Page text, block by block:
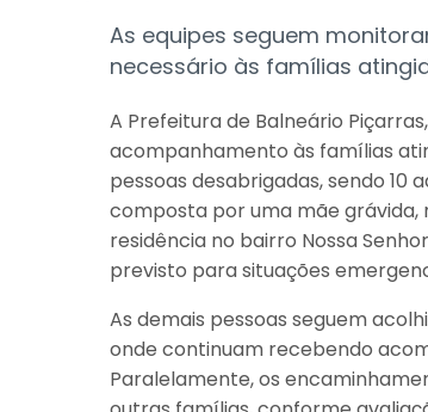
As equipes seguem
necessário às famílias
A Prefeitura de Balneário
acompanhamento às famílias
pessoas desabrigadas, sendo 10
composta por uma mãe grávida,
residência no bairro Nossa
previsto para situações
As demais pessoas seguem
onde continuam recebendo
Paralelamente, os